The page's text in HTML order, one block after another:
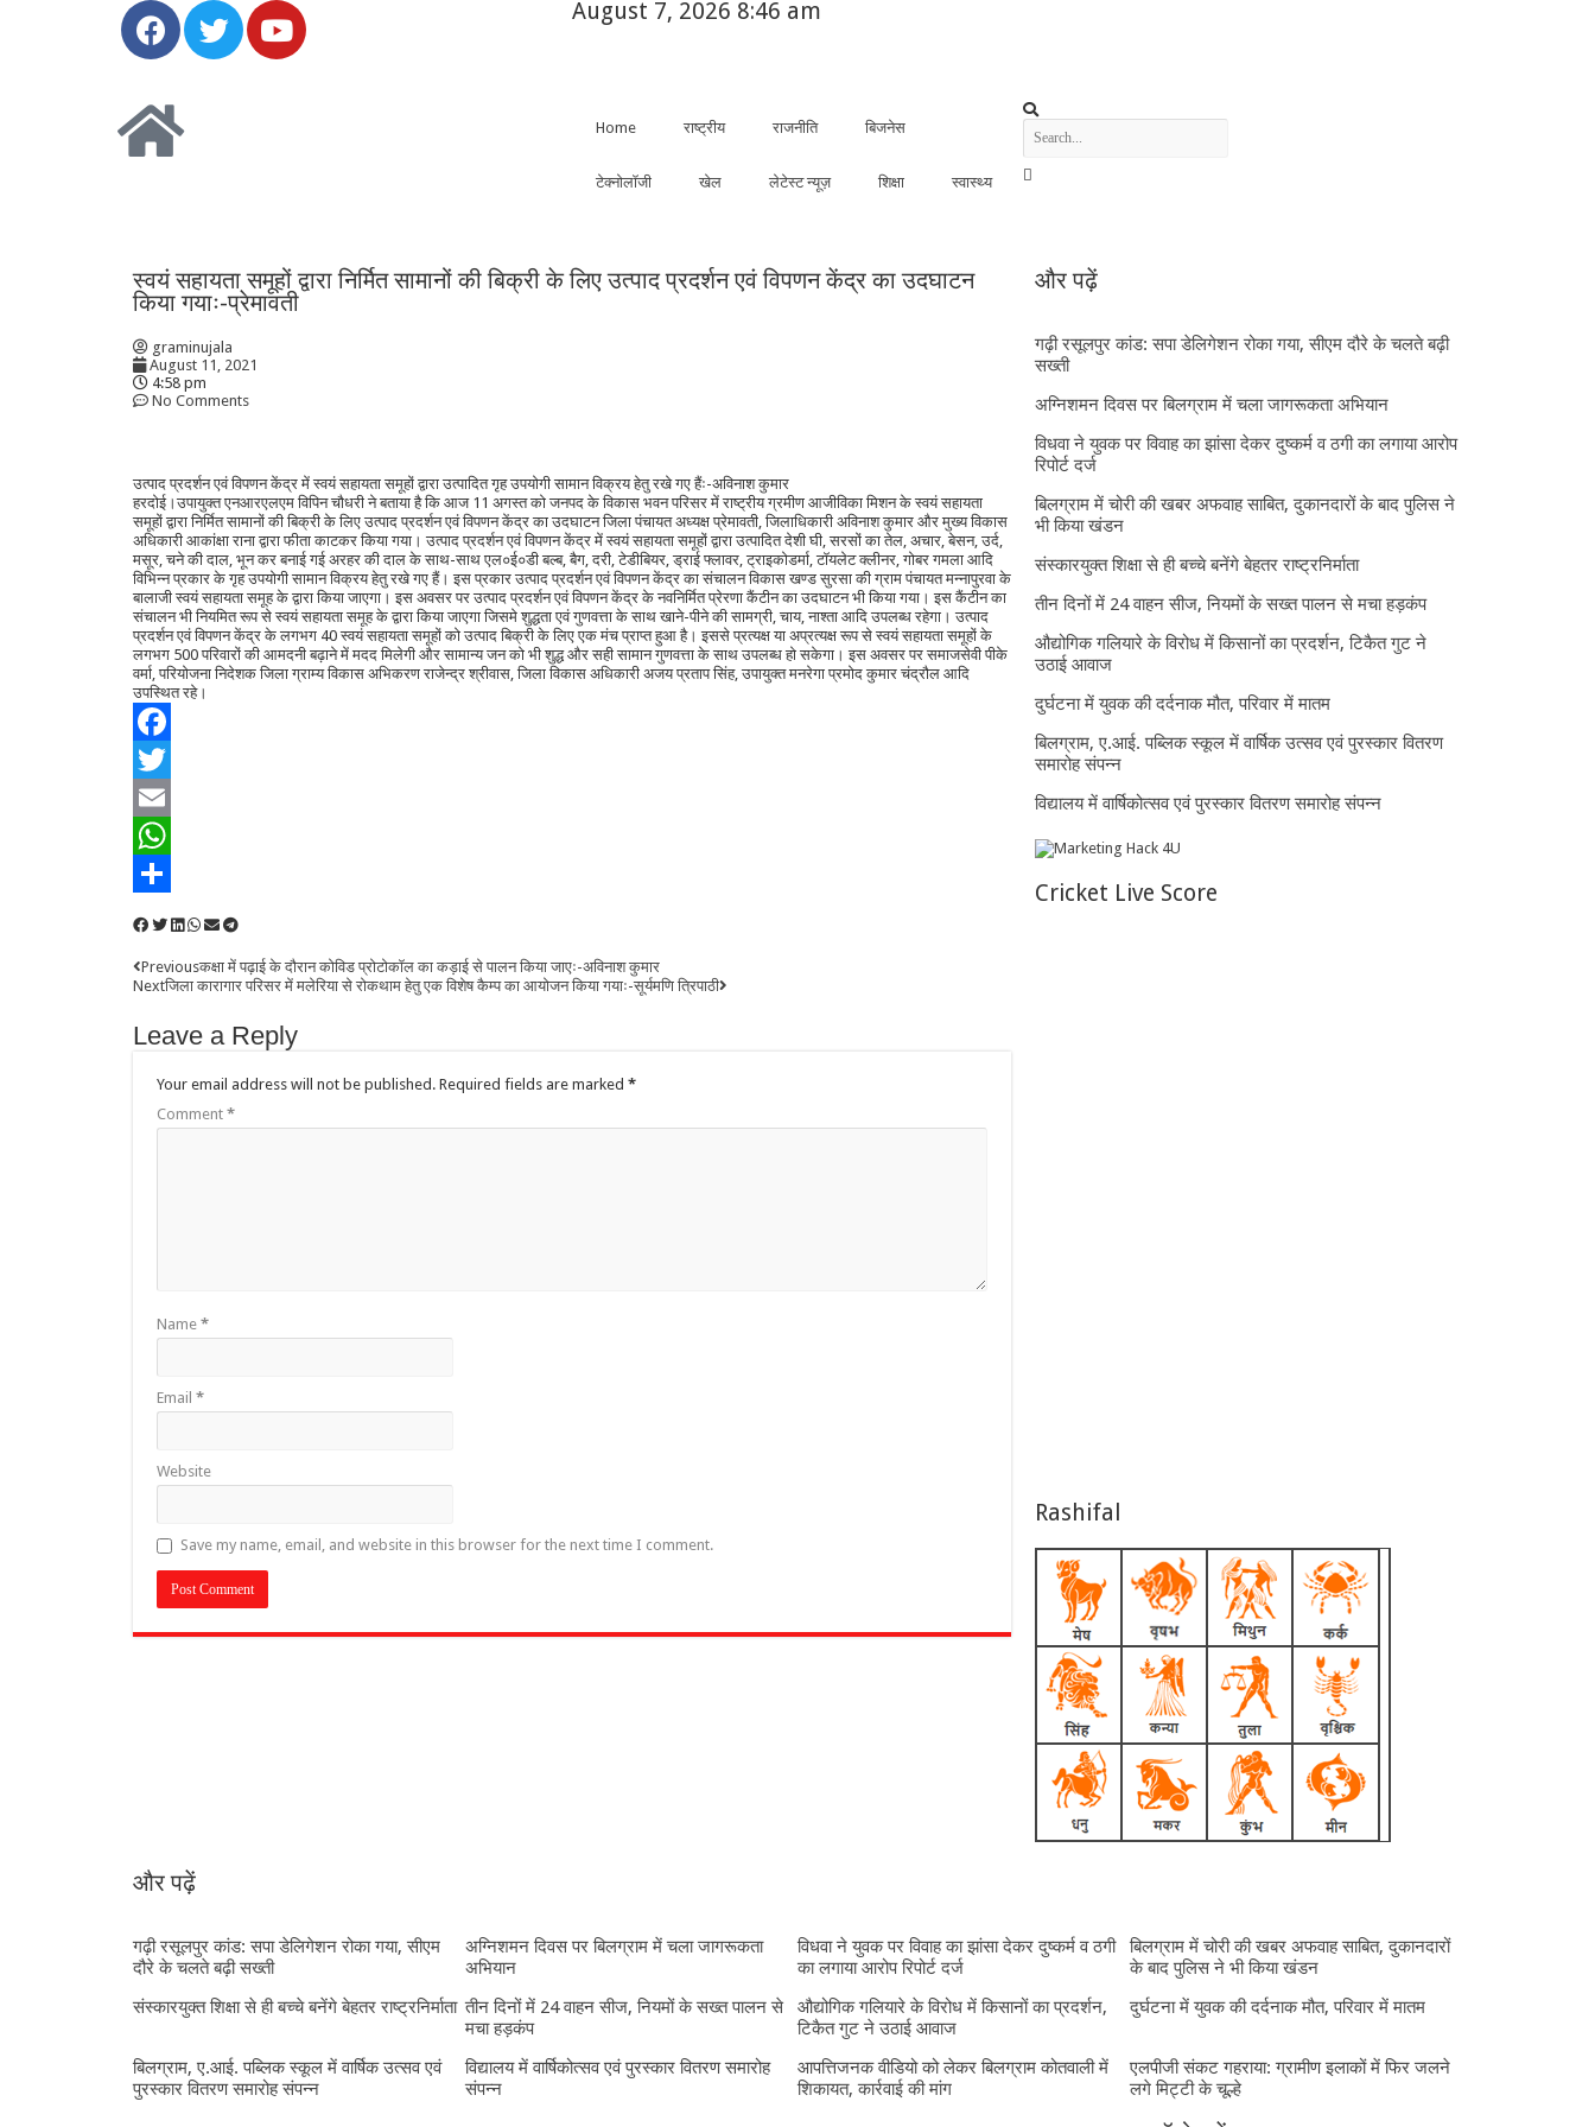
August 7, 2026 8:46 am
Home राष्ट्रीय राजनीति बिजनेस
टेक्नोलॉजी खेल लेटेस्ट न्यूज़ शिक्षा स्वास्थ्य
स्वयं सहायता समूहों द्वारा निर्मित सामानों की बिक्री के लिए उत्पाद प्रदर्शन एवं विपणन केंद्र का उदघाटन
किया गयाः-प्रेमावती
graminujala
August 11, 2021
4:58 pm
No Comments
उत्पाद प्रदर्शन एवं विपणन केंद्र में स्वयं सहायता समूहों द्वारा उत्पादित गृह उपयोगी सामान विक्रय हेतु रखे गए हैंः-अविनाश कुमार
हरदोई।उपायुक्त एनआरएलएम विपिन चौधरी ने बताया है कि आज 11 अगस्त को जनपद के विकास भवन परिसर में राष्ट्रीय ग्रमीण आजीविका मिशन के स्वयं सहायता
समूहों द्वारा निर्मित सामानों की बिक्री के लिए उत्पाद प्रदर्शन एवं विपणन केंद्र का उदघाटन जिला पंचायत अध्यक्ष प्रेमावती, जिलाधिकारी अविनाश कुमार और मुख्य विकास
अधिकारी आकांक्षा राना द्वारा फीता काटकर किया गया। उत्पाद प्रदर्शन एवं विपणन केंद्र में स्वयं सहायता समूहों द्वारा उत्पादित देशी घी, सरसों का तेल, अचार, बेसन, उर्द,
मसूर, चने की दाल, भून कर बनाई गई अरहर की दाल के साथ-साथ एल०ई०डी बल्ब, बैग, दरी, टेडीबियर, ड्राई फ्लावर, ट्राइकोडर्मा, टॉयलेट क्लीनर, गोबर गमला आदि
विभिन्न प्रकार के गृह उपयोगी सामान विक्रय हेतु रखे गए हैं। इस प्रकार उत्पाद प्रदर्शन एवं विपणन केंद्र का संचालन विकास खण्ड सुरसा की ग्राम पंचायत मन्नापुरवा के
बालाजी स्वयं सहायता समूह के द्वारा किया जाएगा। इस अवसर पर उत्पाद प्रदर्शन एवं विपणन केंद्र के नवनिर्मित प्रेरणा कैंटीन का उदघाटन भी किया गया। इस कैंटीन का
संचालन भी नियमित रूप से स्वयं सहायता समूह के द्वारा किया जाएगा जिसमे शुद्धता एवं गुणवत्ता के साथ खाने-पीने की सामग्री, चाय, नाश्ता आदि उपलब्ध रहेगा। उत्पाद
प्रदर्शन एवं विपणन केंद्र के लगभग 40 स्वयं सहायता समूहों को उत्पाद बिक्री के लिए एक मंच प्राप्त हुआ है। इससे प्रत्यक्ष या अप्रत्यक्ष रूप से स्वयं सहायता समूहों के
लगभग 500 परिवारों की आमदनी बढ़ाने में मदद मिलेगी और सामान्य जन को भी शुद्ध और सही सामान गुणवत्ता के साथ उपलब्ध हो सकेगा। इस अवसर पर समाजसेवी पीके
वर्मा, परियोजना निदेशक जिला ग्राम्य विकास अभिकरण राजेन्द्र श्रीवास, जिला विकास अधिकारी अजय प्रताप सिंह, उपायुक्त मनरेगा प्रमोद कुमार चंद्रौल आदि
उपस्थित रहे।
Facebook
Twitter
Email
WhatsApp
Previousकक्षा में पढ़ाई के दौरान कोविड प्रोटोकॉल का कड़ाई से पालन किया जाएः-अविनाश कुमार
Nextजिला कारागार परिसर में मलेरिया से रोकथाम हेतु एक विशेष कैम्प का आयोजन किया गयाः-सूर्यमणि त्रिपाठी
Leave a Reply
Your email address will not be published. Required fields are marked *
Comment *
Name *
Email *
Website
Save my name, email, and website in this browser for the next time I comment.
और पढ़ें
गढ़ी रसूलपुर कांड: सपा डेलिगेशन रोका गया, सीएम दौरे के चलते बढ़ी
सख्ती
अग्निशमन दिवस पर बिलग्राम में चला जागरूकता अभियान
विधवा ने युवक पर विवाह का झांसा देकर दुष्कर्म व ठगी का लगाया आरोप
रिपोर्ट दर्ज
बिलग्राम में चोरी की खबर अफवाह साबित, दुकानदारों के बाद पुलिस ने
भी किया खंडन
संस्कारयुक्त शिक्षा से ही बच्चे बनेंगे बेहतर राष्ट्रनिर्माता
तीन दिनों में 24 वाहन सीज, नियमों के सख्त पालन से मचा हड़कंप
औद्योगिक गलियारे के विरोध में किसानों का प्रदर्शन, टिकैत गुट ने
उठाई आवाज
दुर्घटना में युवक की दर्दनाक मौत, परिवार में मातम
बिलग्राम, ए.आई. पब्लिक स्कूल में वार्षिक उत्सव एवं पुरस्कार वितरण
समारोह संपन्न
विद्यालय में वार्षिकोत्सव एवं पुरस्कार वितरण समारोह संपन्न
Cricket Live Score
Rashifal
और पढ़ें
गढ़ी रसूलपुर कांड: सपा डेलिगेशन रोका गया, सीएम
दौरे के चलते बढ़ी सख्ती
अग्निशमन दिवस पर बिलग्राम में चला जागरूकता
अभियान
विधवा ने युवक पर विवाह का झांसा देकर दुष्कर्म व ठगी
का लगाया आरोप रिपोर्ट दर्ज
बिलग्राम में चोरी की खबर अफवाह साबित, दुकानदारों
के बाद पुलिस ने भी किया खंडन
संस्कारयुक्त शिक्षा से ही बच्चे बनेंगे बेहतर राष्ट्रनिर्माता तीन दिनों में 24 वाहन सीज, नियमों के सख्त पालन से
मचा हड़कंप
औद्योगिक गलियारे के विरोध में किसानों का प्रदर्शन,
टिकैत गुट ने उठाई आवाज
दुर्घटना में युवक की दर्दनाक मौत, परिवार में मातम
बिलग्राम, ए.आई. पब्लिक स्कूल में वार्षिक उत्सव एवं
पुरस्कार वितरण समारोह संपन्न
विद्यालय में वार्षिकोत्सव एवं पुरस्कार वितरण समारोह
संपन्न
आपत्तिजनक वीडियो को लेकर बिलग्राम कोतवाली में
शिकायत, कार्रवाई की मांग
एलपीजी संकट गहराया: ग्रामीण इलाकों में फिर जलने
लगे मिट्टी के चूल्हे